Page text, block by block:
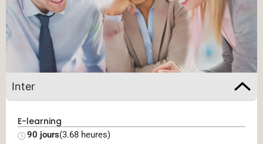
Inter
E-learning
90 jours(3.68 heures)